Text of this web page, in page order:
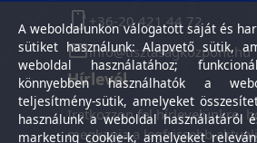
+36-20 421 44 72
info@tisztasagkozpont.hu
Hírlevél
Iratkozzon fel hírlevelünkre,
megkapja a legfrissebb
A weboldalunkon válogatott saját és
sütiket használunk: Alapvető sütik,
weboldal használatához;
könnyebben használhatók a
teljesítmény-sütik, amelyeket
használunk a weboldal használatáról
marketing cookie-k, amelyeket